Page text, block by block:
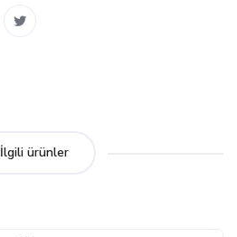
İlgili ürünler